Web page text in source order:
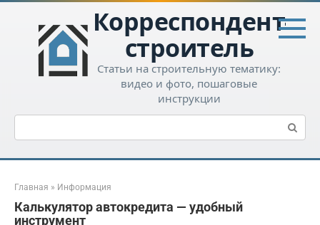
Перейти
контенту
Корреспондент-
строитель
Статьи на строительную тематику:
видео и фото, пошаговые
инструкции
Поиск:
Главная » Информация
Калькулятор автокредита — удобный
инструмент